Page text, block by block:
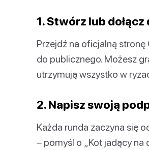
1. Stwórz lub
Przejdź na oficjalną stronę
do publicznego. Możesz
utrzymują wszystko w
2. Napisz swoją
Każda runda zaczyna się
– pomyśl o „Kot jadący na